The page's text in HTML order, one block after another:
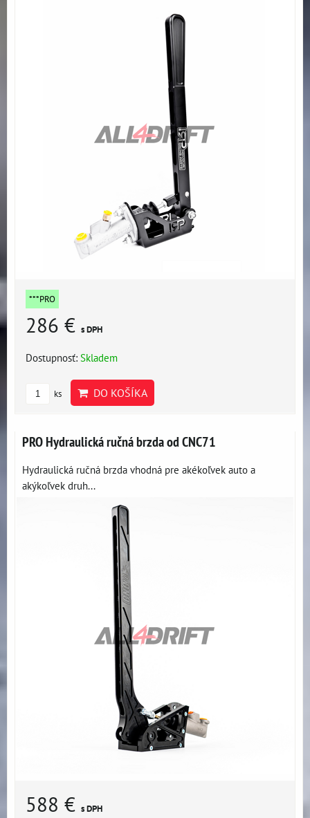
***PRO
286 € s DPH
Dostupnosť: Skladem
ks DO KOŠÍKA
PRO Hydraulická ručná brzda od CNC71
Hydraulická ručná brzda vhodná pre akékoľvek auto a
akýkoľvek druh...
588 € s DPH